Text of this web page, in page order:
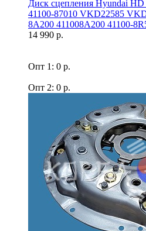
Диск сцепления Hyundai
41100-87010 VKD22585
8A200 411008A200 41100-
14 990 р.
Опт 1: 0 р.
Опт 2: 0 р.